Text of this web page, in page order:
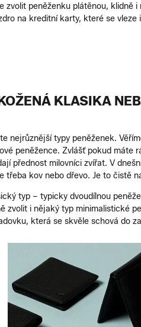
zvolit peněženku plátěnou, klidně
na kreditní karty, které se vleze
KLASIKA
nejrůznější typy peněženek.
peněžence. Zvlášť pokud máte
přednost milovníci zvířat. V
třeba kov nebo dřevo. Je to čistě
typ – typicky dvoudílnou
zvolit i nějaký typ minimalistické
která se skvěle schová do